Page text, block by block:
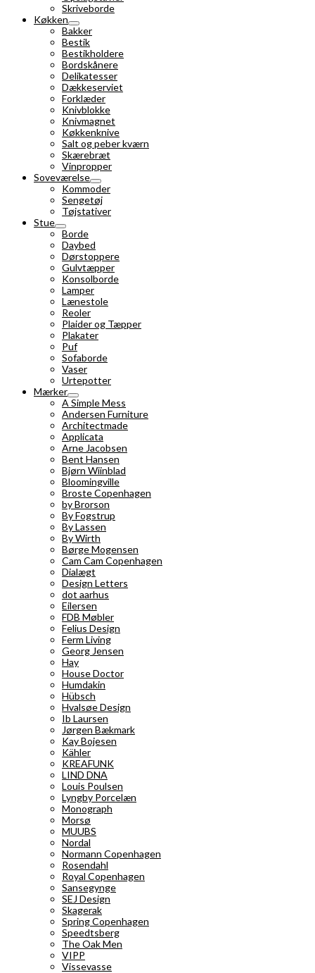
Skriveborde
Køkken
Bakker
Bestik
Bestikholdere
Bordskånere
Delikatesser
Dækkeserviet
Forklæder
Knivblokke
Knivmagnet
Køkkenknive
Salt og peber kværn
Skærebræt
Vinpropper
Soveværelse
Kommoder
Sengetøj
Tøjstativer
Stue
Borde
Daybed
Dørstoppere
Gulvtæpper
Konsolborde
Lamper
Lænestole
Reoler
Plaider og Tæpper
Plakater
Puf
Sofaborde
Vaser
Urtepotter
Mærker
A Simple Mess
Andersen Furniture
Architectmade
Applicata
Arne Jacobsen
Bent Hansen
Bjørn Wiinblad
Bloomingville
Broste Copenhagen
by Brorson
By Fogstrup
By Lassen
By Wirth
Børge Mogensen
Cam Cam Copenhagen
Dialægt
Design Letters
dot aarhus
Eilersen
FDB Møbler
Felius Design
Ferm Living
Georg Jensen
Hay
House Doctor
Humdakin
Hübsch
Hvalsøe Design
Ib Laursen
Jørgen Bækmark
Kay Bojesen
Kähler
KREAFUNK
LIND DNA
Louis Poulsen
Lyngby Porcelæn
Monograph
Morsø
MUUBS
Nordal
Normann Copenhagen
Rosendahl
Royal Copenhagen
Sansegynge
SEJ Design
Skagerak
Spring Copenhagen
Speedtsberg
The Oak Men
VIPP
Vissevasse